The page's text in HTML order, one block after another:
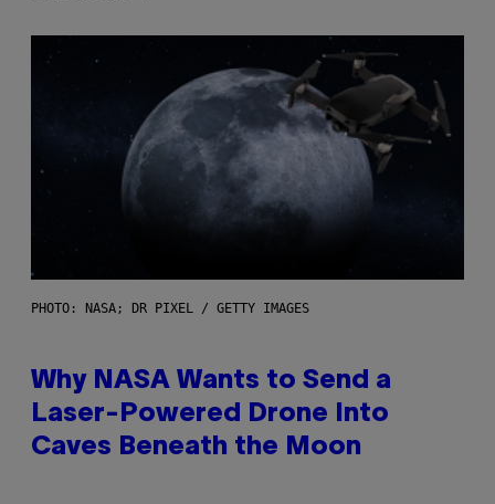
PHOTO: NASA; DR PIXEL / GETTY IMAGES
Why NASA Wants to Send a
Laser-Powered Drone Into
Caves Beneath the Moon